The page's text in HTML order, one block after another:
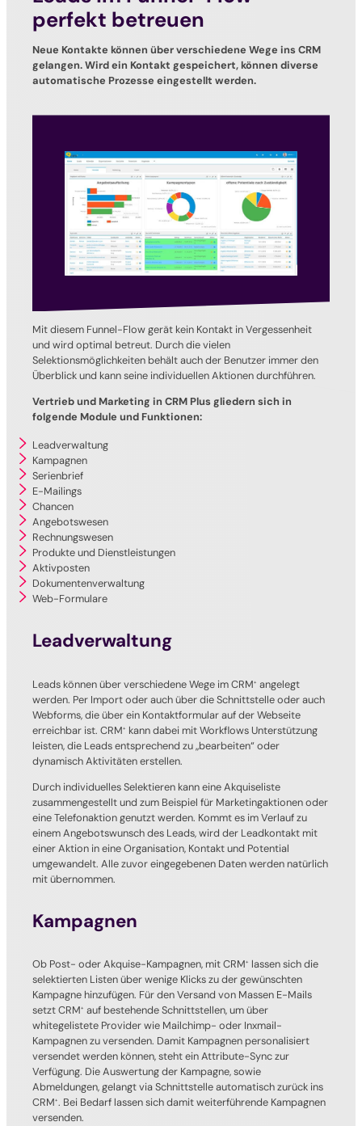
perfekt betreuen
Neue Kontakte können über verschiedene Wege ins CRM
gelangen. Wird ein Kontakt gespeichert, können diverse
automatische Prozesse eingestellt werden.
Mit diesem Funnel-Flow gerät kein Kontakt in Vergessenheit
und wird optimal betreut. Durch die vielen
Selektionsmöglichkeiten behält auch der Benutzer immer den
Überblick und kann seine individuellen Aktionen durchführen.
Vertrieb und Marketing in CRM Plus gliedern sich in
folgende Module und Funktionen:
Leadverwaltung
Kampagnen
Serienbrief
E-Mailings
Chancen
Angebotswesen
Rechnungswesen
Produkte und Dienstleistungen
Aktivposten
Dokumentenverwaltung
Web-Formulare
Leadverwaltung
Leads können über verschiedene Wege im CRM+ angelegt
werden. Per Import oder auch über die Schnittstelle oder auch
Webforms, die über ein Kontaktformular auf der Webseite
erreichbar ist. CRM+
kann dabei mit Workflows Unterstützung
leisten, die Leads entsprechend zu „bearbeiten“ oder
dynamisch Aktivitäten erstellen.
Durch individuelles Selektieren kann eine Akquiseliste
zusammengestellt und zum Beispiel für Marketingaktionen oder
eine Telefonaktion genutzt werden. Kommt es im Verlauf zu
einem Angebotswunsch des Leads, wird der Leadkontakt mit
einer Aktion in eine Organisation, Kontakt und Potential
umgewandelt. Alle zuvor eingegebenen Daten werden natürlich
mit übernommen.
Kampagnen
Ob Post- oder Akquise-Kampagnen, mit CRM+
lassen sich die
selektierten Listen über wenige Klicks zu der gewünschten
Kampagne hinzufügen. Für den Versand von Massen E-Mails
setzt CRM+ auf bestehende Schnittstellen, um über
whitegelistete Provider wie Mailchimp- oder Inxmail-
Kampagnen zu versenden. Damit Kampagnen personalisiert
versendet werden können, steht ein Attribute-Sync zur
Verfügung. Die Auswertung der Kampagne, sowie
Abmeldungen, gelangt via Schnittstelle automatisch zurück ins
CRM+. Bei Bedarf lassen sich damit weiterführende Kampagnen
versenden.